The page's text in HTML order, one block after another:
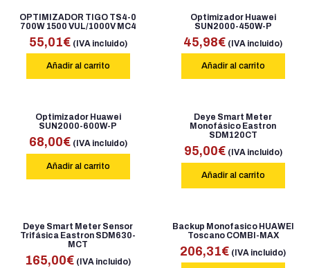
OPTIMIZADOR TIGO TS4-0
700W 1500 VUL/1000V MC4
55,01€ (IVA incluido)
Añadir al carrito
Optimizador Huawei
SUN2000-450W-P
45,98€ (IVA incluido)
Añadir al carrito
Optimizador Huawei
SUN2000-600W-P
68,00€ (IVA incluido)
Añadir al carrito
Deye Smart Meter
Monofásico Eastron
SDM120CT
95,00€ (IVA incluido)
Añadir al carrito
Deye Smart Meter Sensor
Trifásica Eastron SDM630-
MCT
165,00€ (IVA incluido)
Backup Monofasico HUAWEI
Toscano COMBI-MAX
206,31€ (IVA incluido)